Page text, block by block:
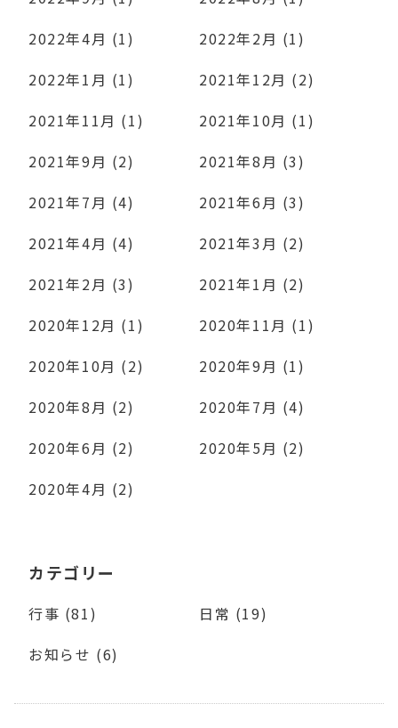
2022年4月 (1)
2022年2月 (1)
2022年1月 (1)
2021年12月 (2)
2021年11月 (1)
2021年10月 (1)
2021年9月 (2)
2021年8月 (3)
2021年7月 (4)
2021年6月 (3)
2021年4月 (4)
2021年3月 (2)
2021年2月 (3)
2021年1月 (2)
2020年12月 (1)
2020年11月 (1)
2020年10月 (2)
2020年9月 (1)
2020年8月 (2)
2020年7月 (4)
2020年6月 (2)
2020年5月 (2)
2020年4月 (2)
カテゴリー
行事 (81)
日常 (19)
お知らせ (6)